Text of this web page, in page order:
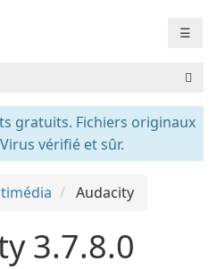
☰
gratuits. Fichiers originaux
vérifié et sûr.
Audacity
3.7.8.0